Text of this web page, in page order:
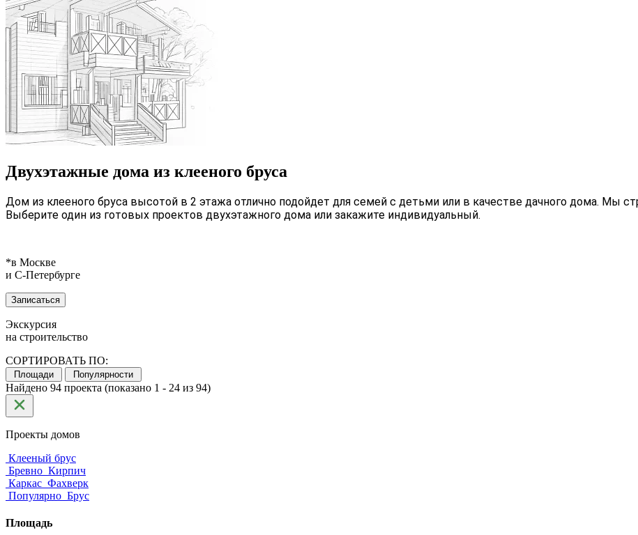
Двухэтажные дома из клееного бруса
Дом из клееного бруса высотой в 2 этажа отлично подойдет для семей с детьми или в качестве дачного дома. Мы
Выберите один из готовых проектов двухэтажного дома или закажите индивидуальный.
*в Москве
и С‑Петербурге
Записаться
Экскурсия
на строительство
СОРТИРОВАТЬ ПО:
Площади Популярности
Найдено 94 проекта (показано 1 - 24 из 94)
Проекты домов
Клееный брус
Бревно Кирпич
Каркас Фахверк
Популярно Брус
Площадь